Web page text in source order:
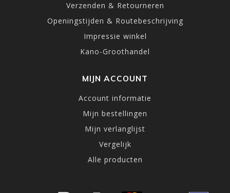
Verzenden & Retourneren
Openingstijden & Routebeschrijving
Impressie winkel
Kano-Groothandel
MIJN ACCOUNT
Account informatie
Mijn bestellingen
Mijn verlanglijst
Vergelijk
Alle producten